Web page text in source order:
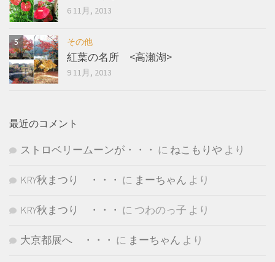
6 11月, 2013
その他
紅葉の名所 <高瀬湖>
9 11月, 2013
最近のコメント
ストロベリームーンが・・・ に ねこもりや より
KRY秋まつり ・・・ に まーちゃん より
KRY秋まつり ・・・ に つわのっ子 より
大京都展へ ・・・ に まーちゃん より